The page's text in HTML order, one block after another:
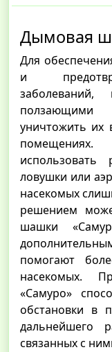
Дымовая
Для
и
ползающими
уничтожить их
использовать
ловушки или
насекомых
решением
шашки
помогают
насекомых.
«Самуро»
обстановки в
дальнейшего
связанных с